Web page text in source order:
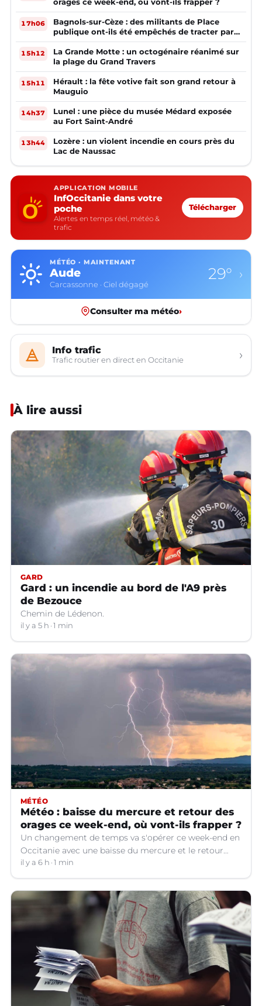
17h06
Bagnols-sur-Cèze : des militants de Place
publique ont-ils été empêchés de tracter par
la mairie ?
15h12
La Grande Motte : un octogénaire réanimé sur
la plage du Grand Travers
15h11
Hérault : la fête votive fait son grand retour à
Mauguio
14h37
Lunel : une pièce du musée Médard exposée
au Fort Saint-André
13h44
Lozère : un violent incendie en cours près du
Lac de Naussac
APPLICATION MOBILE
InfOccitanie dans votre
poche
Alertes en temps réel, météo &
trafic
Télécharger
MÉTÉO · MAINTENANT
Aude
Carcassonne · Ciel dégagé
29° ›
Consulter ma météo›
Info trafic
Trafic routier en direct en Occitanie ›
À lire aussi
GARD
Gard : un incendie au bord de l'A9 près
de Bezouce
Chemin de Lédenon.
il y a 5 h 1 min
MÉTÉO
Météo : baisse du mercure et retour des
orages ce week-end, où vont-ils frapper ?
Un changement de temps va s'opérer ce week-end en
Occitanie avec une baisse du mercure et le retour
d'orages dans certains départements.
il y a 6 h 1 min